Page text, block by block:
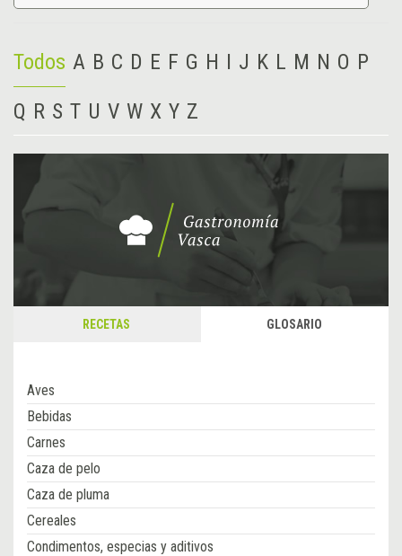
Todos A B C D E F G H I J K L M N O P
Q R S T U V W X Y Z
RECETAS GLOSARIO
Aves
Bebidas
Carnes
Caza de pelo
Caza de pluma
Cereales
Condimentos, especias y aditivos